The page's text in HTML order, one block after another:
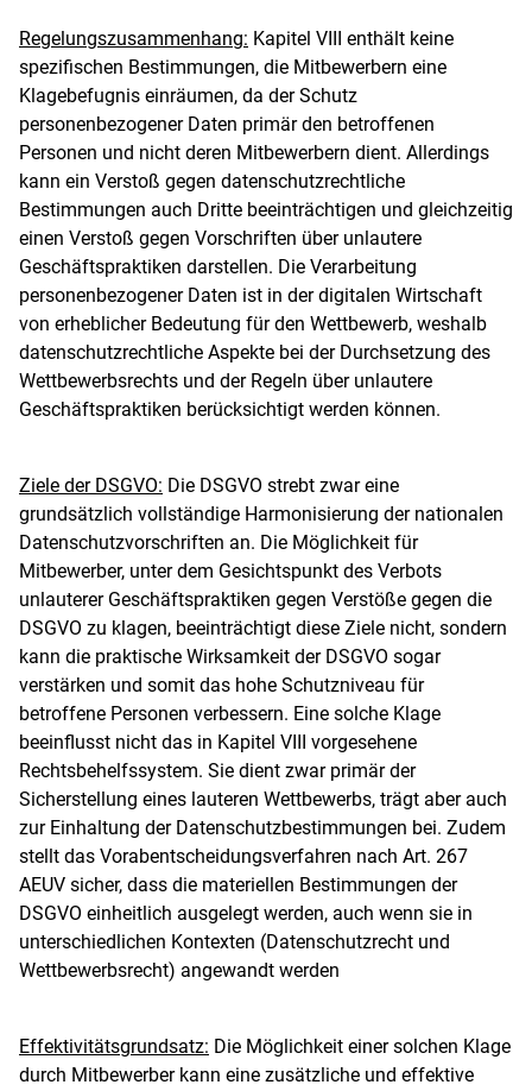
Regelungszusammenhang: Kapitel VIII enthält keine
spezifischen Bestimmungen, die Mitbewerbern eine
Klagebefugnis einräumen, da der Schutz
personenbezogener Daten primär den betroffenen
Personen und nicht deren Mitbewerbern dient. Allerdings
kann ein Verstoß gegen datenschutzrechtliche
Bestimmungen auch Dritte beeinträchtigen und gleichzeitig
einen Verstoß gegen Vorschriften über unlautere
Geschäftspraktiken darstellen. Die Verarbeitung
personenbezogener Daten ist in der digitalen Wirtschaft
von erheblicher Bedeutung für den Wettbewerb, weshalb
datenschutzrechtliche Aspekte bei der Durchsetzung des
Wettbewerbsrechts und der Regeln über unlautere
Geschäftspraktiken berücksichtigt werden können.
Ziele der DSGVO: Die DSGVO strebt zwar eine
grundsätzlich vollständige Harmonisierung der nationalen
Datenschutzvorschriften an. Die Möglichkeit für
Mitbewerber, unter dem Gesichtspunkt des Verbots
unlauterer Geschäftspraktiken gegen Verstöße gegen die
DSGVO zu klagen, beeinträchtigt diese Ziele nicht, sondern
kann die praktische Wirksamkeit der DSGVO sogar
verstärken und somit das hohe Schutzniveau für
betroffene Personen verbessern. Eine solche Klage
beeinflusst nicht das in Kapitel VIII vorgesehene
Rechtsbehelfssystem. Sie dient zwar primär der
Sicherstellung eines lauteren Wettbewerbs, trägt aber auch
zur Einhaltung der Datenschutzbestimmungen bei. Zudem
stellt das Vorabentscheidungsverfahren nach Art. 267
AEUV sicher, dass die materiellen Bestimmungen der
DSGVO einheitlich ausgelegt werden, auch wenn sie in
unterschiedlichen Kontexten (Datenschutzrecht und
Wettbewerbsrecht) angewandt werden
Effektivitätsgrundsatz: Die Möglichkeit einer solchen Klage
durch Mitbewerber kann eine zusätzliche und effektive